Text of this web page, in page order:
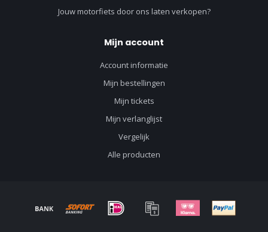
Jouw motorfiets door ons laten verkopen?
Mijn account
Account informatie
Mijn bestellingen
Mijn tickets
Mijn verlanglijst
Vergelijk
Alle producten